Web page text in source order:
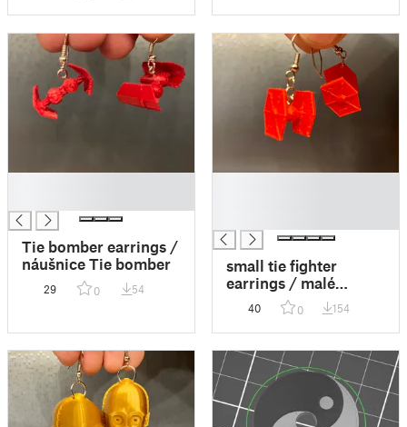
Tie bomber earrings /
náušnice Tie bomber
29 0 54
small tie fighter
earrings / malé
náušnice Tie Fighter
40 0 154